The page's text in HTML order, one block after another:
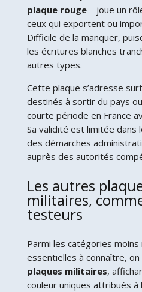
plaque rouge– joue un
ceux qui exportent ou
Difficile de la manquer,
les écritures blanches
autres types.
Cette plaque s’adresse
destinés à sortir du pays
courte période en France
Sa validité est limitée dans
des démarches
auprès des autorités
Les autres
militaires,
testeurs
Parmi les catégories moins
essentielles à connaître,
plaques militaires,
couleur uniques attribués à